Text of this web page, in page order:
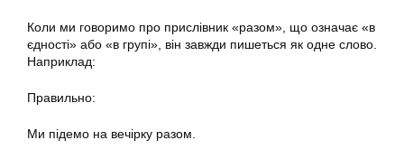
Коли ми говоримо про прислівник «разом», що означає «в
єдності» або «в групі», він завжди пишеться як одне слово.
Наприклад:
Правильно:
Ми підемо на вечірку разом.